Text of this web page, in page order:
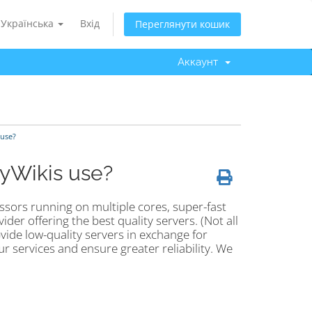
Українська Вхід Переглянути кошик
Аккаунт
use?
running on multiple cores, super-fast
offering the best quality servers. (Not all
low-quality servers in exchange for
services and ensure greater reliability. We